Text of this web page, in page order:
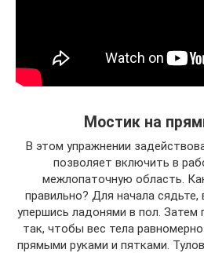
Мостик на
В этом упражнении
позволяет включить в
межлопаточную область.
правильно? Для начала сядьте,
упершись ладонями в пол. Затем
так, чтобы вес тела
прямыми руками и пятками.